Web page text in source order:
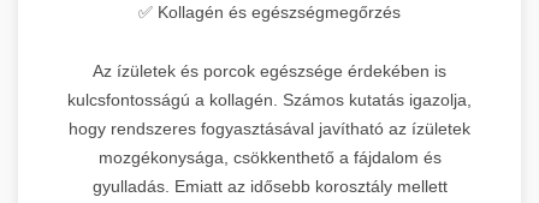
✅ Kollagén és egészségmegőrzés
Az ízületek és porcok egészsége érdekében is
kulcsfontosságú a kollagén. Számos kutatás igazolja,
hogy rendszeres fogyasztásával javítható az ízületek
mozgékonysága, csökkenthető a fájdalom és
gyulladás. Emiatt az idősebb korosztály mellett